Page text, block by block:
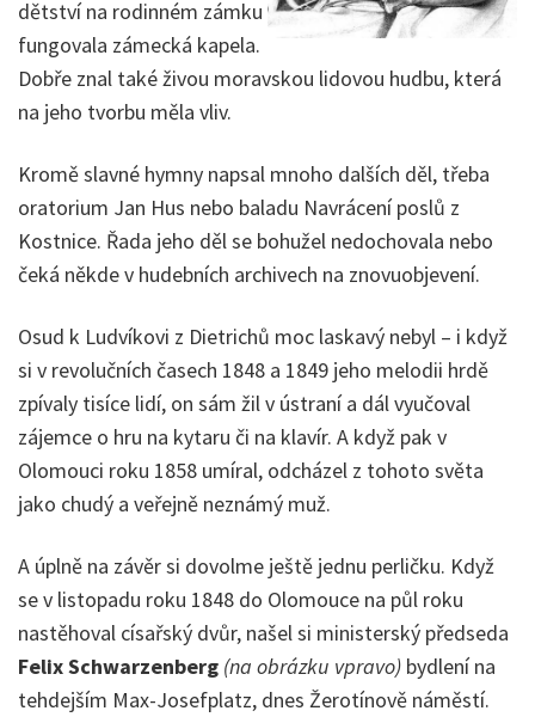
dětství na rodinném zámku
fungovala zámecká kapela.
Dobře znal také živou moravskou lidovou hudbu, která
na jeho tvorbu měla vliv.
Kromě slavné hymny napsal mnoho dalších děl, třeba
oratorium Jan Hus nebo baladu Navrácení poslů z
Kostnice. Řada jeho děl se bohužel nedochovala nebo
čeká někde v hudebních archivech na znovuobjevení.
Osud k Ludvíkovi z Dietrichů moc laskavý nebyl – i když
si v revolučních časech 1848 a 1849 jeho melodii hrdě
zpívaly tisíce lidí, on sám žil v ústraní a dál vyučoval
zájemce o hru na kytaru či na klavír. A když pak v
Olomouci roku 1858 umíral, odcházel z tohoto světa
jako chudý a veřejně neznámý muž.
A úplně na závěr si dovolme ještě jednu perličku. Když
se v listopadu roku 1848 do Olomouce na půl roku
nastěhoval císařský dvůr, našel si ministerský předseda
Felix Schwarzenberg (na obrázku vpravo) bydlení na
tehdejším Max-Josefplatz, dnes Žerotínově náměstí.